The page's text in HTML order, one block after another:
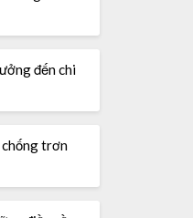
đến chi
chống trơn